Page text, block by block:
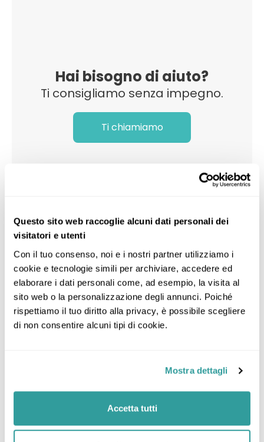
Questo sito web raccoglie alcuni dati personali dei
visitatori e utenti
Con il tuo consenso, noi e i nostri partner utilizziamo i
cookie e tecnologie simili per archiviare, accedere ed
elaborare i dati personali come, ad esempio, la visita al
sito web o la personalizzazione degli annunci. Poiché
rispettiamo il tuo diritto alla privacy, è possibile scegliere
di non consentire alcuni tipi di cookie.
Mostra dettagli
Accetta tutti
Hai bisogno di aiuto?
Ti consigliamo senza impegno.
Ti chiamiamo
Categorie di MSC Meraviglia